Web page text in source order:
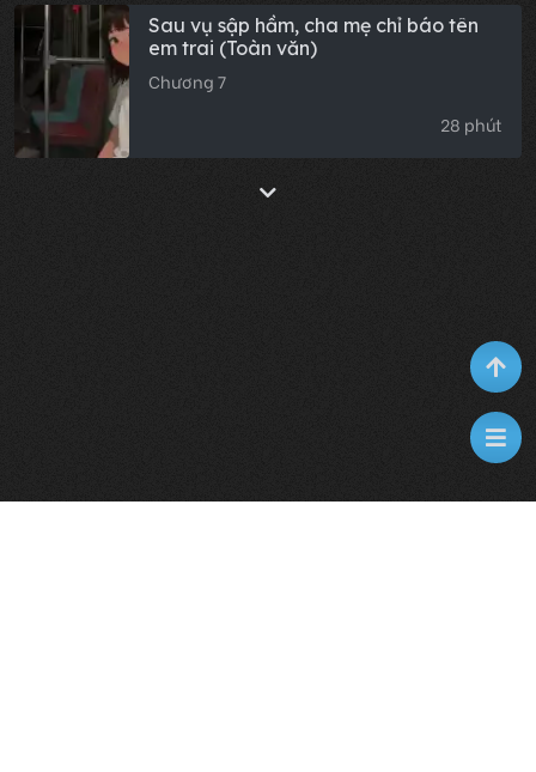
Sau vụ sập hầm, cha mẹ chỉ báo tên
em trai (Toàn văn)
Chương 7
28 phút